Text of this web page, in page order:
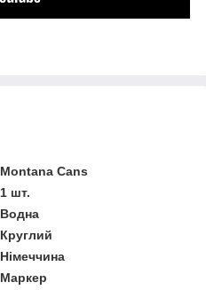
Montana Cans
1 шт.
Водна
Круглий
Німеччина
Маркер